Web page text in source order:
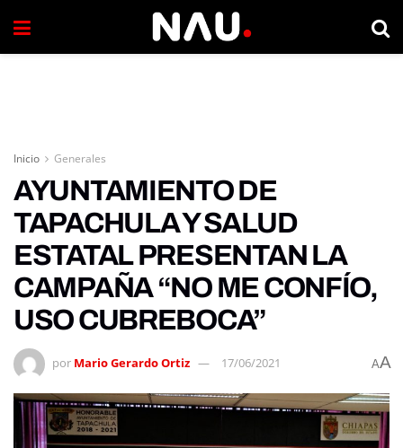
Inicio Generales
AYUNTAMIENTO DE
TAPACHULA Y SALUD
ESTATAL PRESENTAN LA
CAMPAÑA “NO ME CONFÍO,
USO CUBREBOCA”
por Mario Gerardo Ortiz 17/06/2021 AA